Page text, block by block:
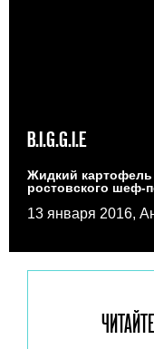
B.I.G.G.I.E
Жидкий
ростовского шеф-
13 января 2016,